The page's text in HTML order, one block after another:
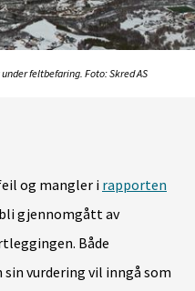
feltbefaring. Foto: Skred AS
og mangler i rapporten
gjennomgått av
Både
vurdering vil inngå som